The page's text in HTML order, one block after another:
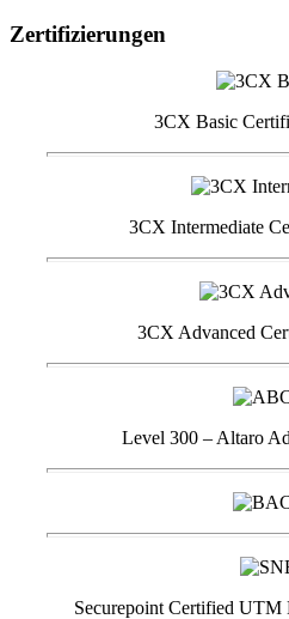
Zertifizierungen
3CX Basic
3CX Intermediate
3CX Advanced
Level 300 – Altaro
Securepoint Certified